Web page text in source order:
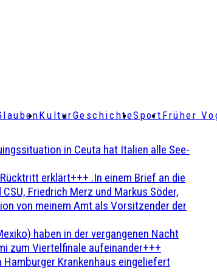
KulturGeschichteSport Früher
in Ceuta hat Italien alle See-
erklärt+++ .In einem Brief an die
Friedrich Merz und Markus Söder,
von meinem Amt als Vorsitzender der
haben in der vergangenen Nacht
zum Viertelfinale aufeinander+++
Krankenhaus eingeliefert